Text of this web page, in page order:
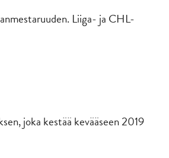
Liiga- ja CHL-
joka kestää kevääseen 2019